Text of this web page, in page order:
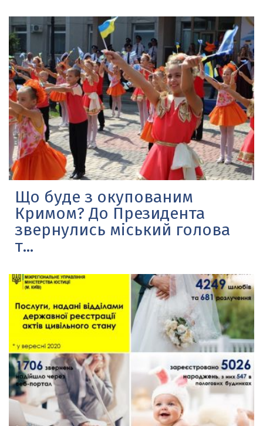
Що буде з окупованим
Кримом? До Президента
звернулись міський голова
т...